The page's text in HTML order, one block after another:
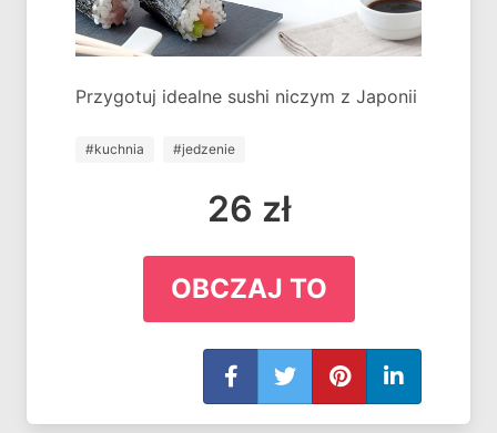
Przygotuj idealne sushi niczym z Japonii
#kuchnia #jedzenie
26 zł
OBCZAJ TO